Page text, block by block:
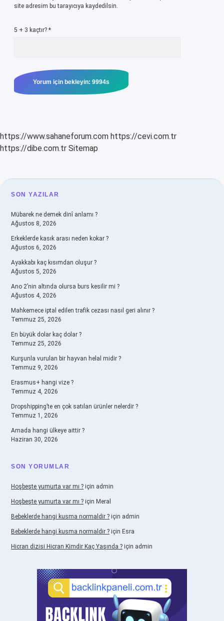
site adresim bu tarayıcıya kaydedilsin.
5 + 3 kaçtır? *
https://www.sahaneforum.com https://cevi.com.tr
https://dibe.com.tr Sitemap
SIDEBAR
SON YAZILAR
Mübarek ne demek dinî anlamı ?
Ağustos 8, 2026
Erkeklerde kasık arası neden kokar ?
Ağustos 6, 2026
Ayakkabı kaç kısımdan oluşur ?
Ağustos 5, 2026
Ano 2’nin altında olursa burs kesilir mi ?
Ağustos 4, 2026
Mahkemece iptal edilen trafik cezası nasıl geri alınır ?
Temmuz 25, 2026
En büyük dolar kaç dolar ?
Temmuz 25, 2026
Kurşunla vurulan bir hayvan helal midir ?
Temmuz 9, 2026
Erasmus+ hangi vize ?
Temmuz 4, 2026
Dropshipping’te en çok satılan ürünler nelerdir ?
Temmuz 1, 2026
Amada hangi ülkeye aittir ?
Haziran 30, 2026
SON YORUMLAR
Hoşbeşte yumurta var mı ? için admin
Hoşbeşte yumurta var mı ? için Meral
Bebeklerde hangi kusma normaldir ? için admin
Bebeklerde hangi kusma normaldir ? için Esra
Hicran dizisi Hicran Kimdir Kaç Yaşında ? için admin